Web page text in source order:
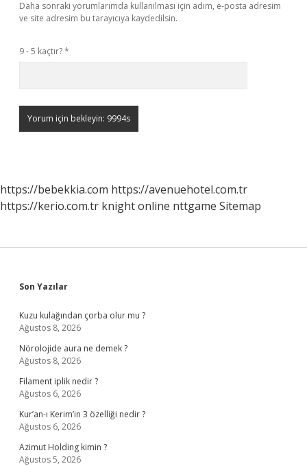
Daha sonraki yorumlarımda kullanılması için adım, e-posta adresim
ve site adresim bu tarayıcıya kaydedilsin.
9 - 5 kaçtır?*
https://bebekkia.com https://avenuehotel.com.tr
https://kerio.com.tr knight online nttgame Sitemap
Sidebar
Son Yazılar
Kuzu kulağından çorba olur mu ?
Ağustos 8, 2026
Nörolojide aura ne demek ?
Ağustos 8, 2026
Filament iplik nedir ?
Ağustos 6, 2026
Kur’an-ı Kerim’in 3 özelliği nedir ?
Ağustos 6, 2026
Azimut Holding kimin ?
Ağustos 5, 2026